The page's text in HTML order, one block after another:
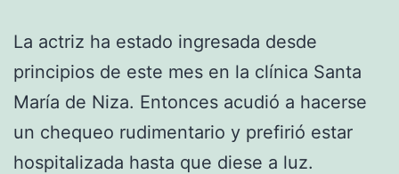
La actriz ha estado ingresada desde
principios de este mes en la clínica Santa
María de Niza. Entonces acudió a hacerse
un chequeo rudimentario y prefirió estar
hospitalizada hasta que diese a luz.